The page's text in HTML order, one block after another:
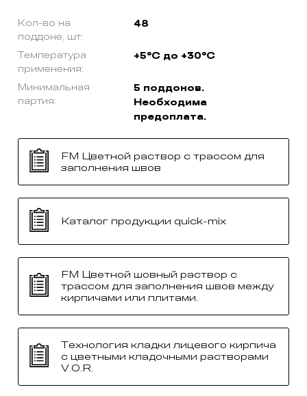
Кол-во на
поддоне, шт:
48
Температура
применения:
+5°C до +30°C
Минимальная
партия:
5 поддонов.
Необходима
предоплата.
FM Цветной раствор с трассом для
заполнения швов
Каталог продукции quick-mix
FM Цветной шовный раствор с
трассом для заполнения швов между
кирпичами или плитами.
Технология кладки лицевого кирпича
с цветными кладочными растворами
V.O.R.